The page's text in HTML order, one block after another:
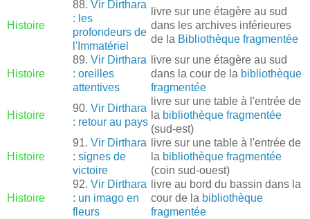
Histoire
88. Vir Dirthara
: les
profondeurs de
l'Immatériel
livre sur une étagère au sud
dans les archives inférieures
de la Bibliothèque fragmentée
Histoire
89. Vir Dirthara
: oreilles
attentives
livre sur une étagère au sud
dans la cour de la bibliothèque
fragmentée
Histoire
90. Vir Dirthara
: retour au pays
livre sur une table à l'entrée de
la bibliothèque fragmentée
(sud-est)
Histoire
91. Vir Dirthara
: signes de
victoire
livre sur une table à l'entrée de
la bibliothèque fragmentée
(coin sud-ouest)
Histoire
92. Vir Dirthara
: un imago en
fleurs
livre au bord du bassin dans la
cour de la bibliothèque
fragmentée